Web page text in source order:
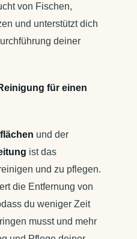
von Fischen,
und unterstützt dich
deiner
für einen
und der
ist das
und zu pflegen.
die Entfernung von
du weniger Zeit
musst und mehr